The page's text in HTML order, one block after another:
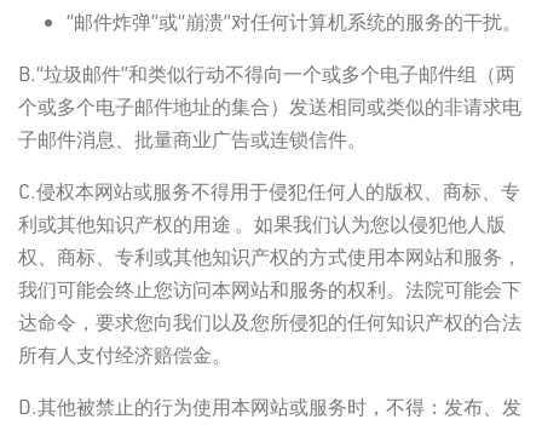
“邮件炸弹”或“崩溃”对任何计算机系统的服务的干扰。
B.“垃圾邮件”和类似行动不得向一个或多个电子邮件组（两
个或多个电子邮件地址的集合）发送相同或类似的非请求电
子邮件消息、批量商业广告或连锁信件。
C.侵权本网站或服务不得用于侵犯任何人的版权、商标、专
利或其他知识产权的用途 。如果我们认为您以侵犯他人版
权、商标、专利或其他知识产权的方式使用本网站和服务，
我们可能会终止您访问本网站和服务的权利。法院可能会下
达命令，要求您向我们以及您所侵犯的任何知识产权的合法
所有人支付经济赔偿金。
D.其他被禁止的行为使用本网站或服务时，不得：发布、发